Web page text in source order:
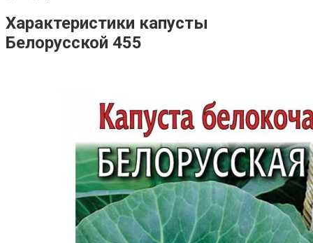
Характеристики капусты
Белорусской 455